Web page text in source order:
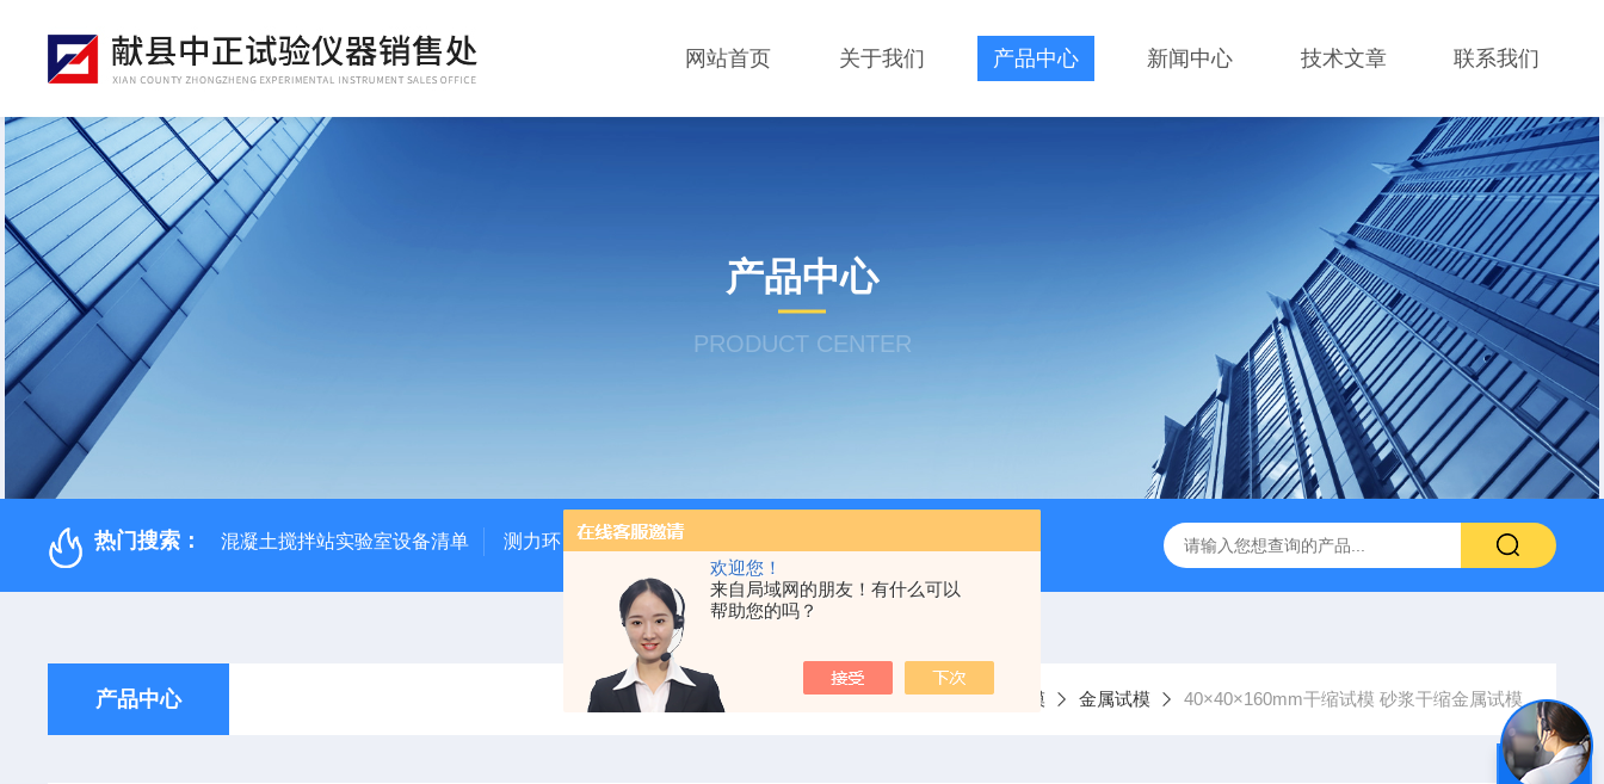
欢迎您！
来自局域网的朋友！有什么可以
帮助您的吗？
网站首页 关于我们 产品中心 新闻中心 技术文章 联系我们
产品中心
PRODUCT CENTER
热门搜索： 混凝土搅拌站实验室设备清单 测力环 混凝土抗弯拉弹性模量试验装置 钢结构防火涂料测厚仪 砂基透水砖透水速率试验装置
产品中心 当前位置： 产品中心 金属.塑料试模 金属试模 40×40×160mm干缩试模 砂浆干缩金属试模